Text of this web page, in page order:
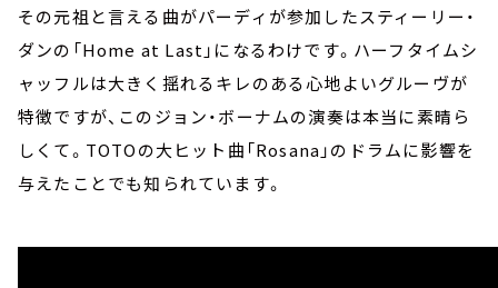
その元祖と言える曲がパーディが参加したスティーリー・
ダンの「Home at Last」になるわけです。ハーフタイムシ
ャッフルは大きく揺れるキレのある心地よいグルーヴが
特徴ですが、このジョン・ボーナムの演奏は本当に素晴ら
しくて。TOTOの大ヒット曲「Rosana」のドラムに影響を
与えたことでも知られています。